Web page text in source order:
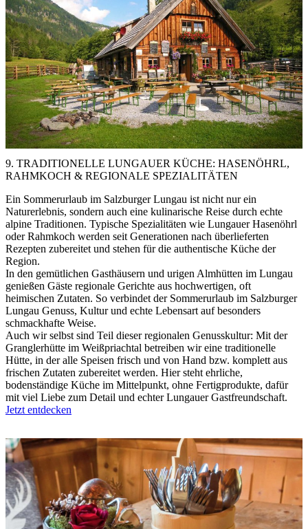
9. TRADITIONELLE LUNGAUER KÜCHE: HASENÖHRL,
RAHMKOCH & REGIONALE SPEZIALITÄTEN
Ein Sommerurlaub im Salzburger Lungau ist nicht nur ein
Naturerlebnis, sondern auch eine kulinarische Reise durch echte
alpine Traditionen. Typische Spezialitäten wie Lungauer Hasenöhrl
oder Rahmkoch werden seit Generationen nach überlieferten
Rezepten zubereitet und stehen für die authentische Küche der
Region.
In den gemütlichen Gasthäusern und urigen Almhütten im Lungau
genießen Gäste regionale Gerichte aus hochwertigen, oft
heimischen Zutaten. So verbindet der Sommerurlaub im Salzburger
Lungau Genuss, Kultur und echte Lebensart auf besonders
schmackhafte Weise.
Auch wir selbst sind Teil dieser regionalen Genusskultur: Mit der
Granglerhütte im Weißpriachtal betreiben wir eine traditionelle
Hütte, in der alle Speisen frisch und von Hand bzw. komplett aus
frischen Zutaten zubereitet werden. Hier steht ehrliche,
bodenständige Küche im Mittelpunkt, ohne Fertigprodukte, dafür
mit viel Liebe zum Detail und echter Lungauer Gastfreundschaft.
Jetzt entdecken